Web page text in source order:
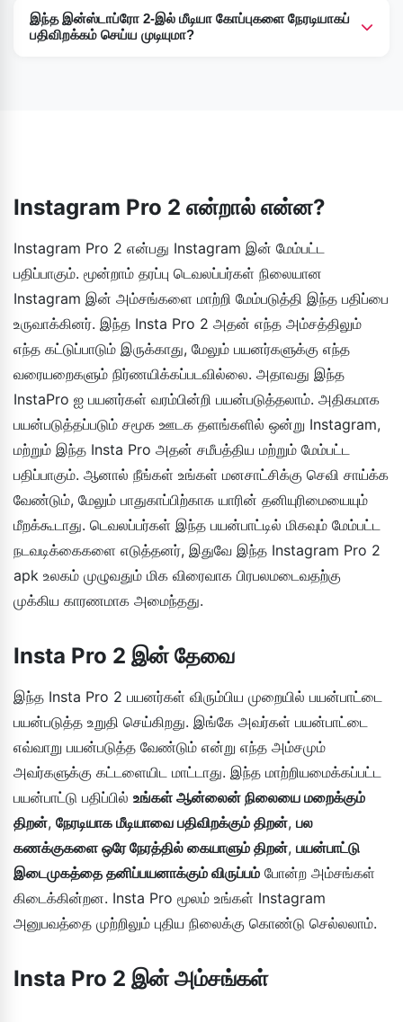
நிச்சயமாக. நீங்களும் அதைச் செய்யலாம். இன்ஸ்டாகிராம் ப்ரோ
மற்றும் சாதாரண இன்ஸ்டாகிராம் செயலி ஆகிய இரண்டுமே
இந்த இன்ஸ்டாப்ரோ 2-இல் மீடியா கோப்புகளை நேரடியாகப்
பதிவிறக்கம் செய்ய முடியுமா?
Instagram Pro 2 என்றால் என்ன?
Instagram Pro 2 என்பது Instagram இன் மேம்பட்ட
பதிப்பாகும். மூன்றாம் தரப்பு டெவலப்பர்கள் நிலையான
Instagram இன் அம்சங்களை மாற்றி மேம்படுத்தி இந்த பதிப்பை
உருவாக்கினர். இந்த Insta Pro 2 அதன் எந்த அம்சத்திலும்
எந்த கட்டுப்பாடும் இருக்காது, மேலும் பயனர்களுக்கு எந்த
வரையறைகளும் நிர்ணயிக்கப்படவில்லை. அதாவது இந்த
InstaPro ஐ பயனர்கள் வரம்பின்றி பயன்படுத்தலாம். அதிகமாக
பயன்படுத்தப்படும் சமூக ஊடக தளங்களில் ஒன்று Instagram,
மற்றும் இந்த Insta Pro அதன் சமீபத்திய மற்றும் மேம்பட்ட
பதிப்பாகும். ஆனால் நீங்கள் உங்கள் மனசாட்சிக்கு செவி சாய்க்க
வேண்டும், மேலும் பாதுகாப்பிற்காக யாரின் தனியுரிமையையும்
மீறக்கூடாது. டெவலப்பர்கள் இந்த பயன்பாட்டில் மிகவும் மேம்பட்ட
நடவடிக்கைகளை எடுத்தனர், இதுவே இந்த Instagram Pro 2
apk உலகம் முழுவதும் மிக விரைவாக பிரபலமடைவதற்கு
முக்கிய காரணமாக அமைந்தது.
Insta Pro 2 இன் தேவை
இந்த Insta Pro 2 பயனர்கள் விரும்பிய முறையில் பயன்பாட்டை
பயன்படுத்த உறுதி செய்கிறது. இங்கே அவர்கள் பயன்பாட்டை
எவ்வாறு பயன்படுத்த வேண்டும் என்று எந்த அம்சமும்
அவர்களுக்கு கட்டளையிட மாட்டாது. இந்த மாற்றியமைக்கப்பட்ட
பயன்பாட்டு பதிப்பில் உங்கள் ஆன்லைன் நிலையை மறைக்கும்
திறன், நேரடியாக மீடியாவை பதிவிறக்கும் திறன், பல
கணக்குகளை ஒரே நேரத்தில் கையாளும் திறன், பயன்பாட்டு
இடைமுகத்தை தனிப்பயனாக்கும் விருப்பம் போன்ற அம்சங்கள்
கிடைக்கின்றன. Insta Pro மூலம் உங்கள் Instagram
அனுபவத்தை முற்றிலும் புதிய நிலைக்கு கொண்டு செல்லலாம்.
Insta Pro 2 இன் அம்சங்கள்